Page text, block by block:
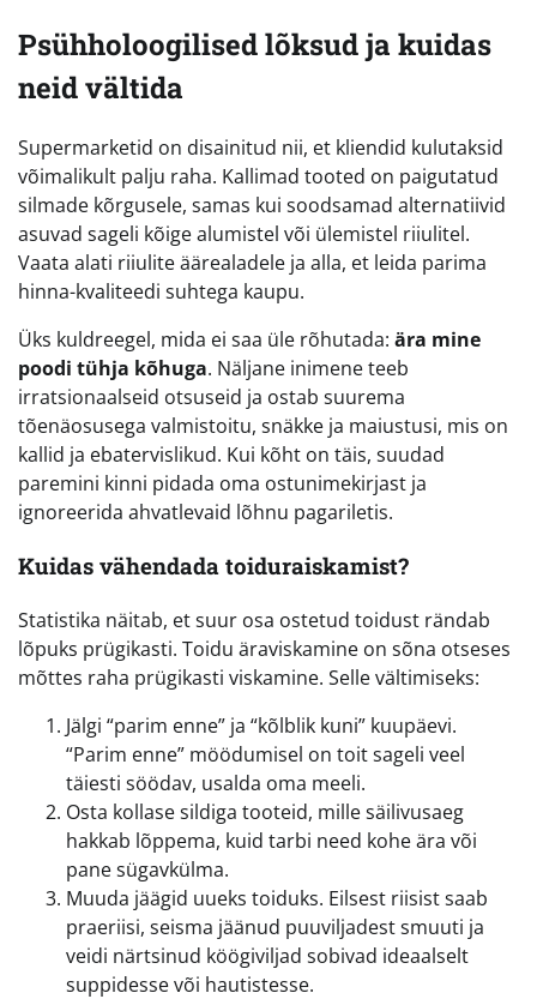
Psühholoogilised lõksud ja kuidas
neid vältida
Supermarketid on disainitud nii, et kliendid kulutaksid
võimalikult palju raha. Kallimad tooted on paigutatud
silmade kõrgusele, samas kui soodsamad alternatiivid
asuvad sageli kõige alumistel või ülemistel riiulitel.
Vaata alati riiulite äärealadele ja alla, et leida parima
hinna-kvaliteedi suhtega kaupu.
Üks kuldreegel, mida ei saa üle rõhutada: ära mine
poodi tühja kõhuga. Näljane inimene teeb
irratsionaalseid otsuseid ja ostab suurema
tõenäosusega valmistoitu, snäkke ja maiustusi, mis on
kallid ja ebatervislikud. Kui kõht on täis, suudad
paremini kinni pidada oma ostunimekirjast ja
ignoreerida ahvatlevaid lõhnu pagariletis.
Kuidas vähendada toiduraiskamist?
Statistika näitab, et suur osa ostetud toidust rändab
lõpuks prügikasti. Toidu äraviskamine on sõna otseses
mõttes raha prügikasti viskamine. Selle vältimiseks:
Jälgi “parim enne” ja “kõlblik kuni” kuupäevi.
“Parim enne” möödumisel on toit sageli veel
täiesti söödav, usalda oma meeli.
Osta kollase sildiga tooteid, mille säilivusaeg
hakkab lõppema, kuid tarbi need kohe ära või
pane sügavkülma.
Muuda jäägid uueks toiduks. Eilsest riisist saab
praeriisi, seisma jäänud puuviljadest smuuti ja
veidi närtsinud köögiviljad sobivad ideaalselt
suppidesse või hautistesse.